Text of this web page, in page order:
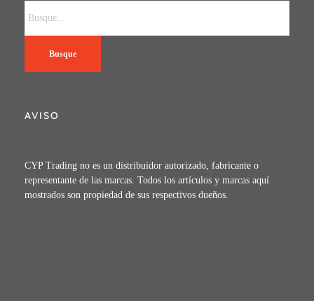
Busque
AVISO
CYP Trading no es un distribuidor autorizado, fabricante o
representante de las marcas. Todos los artículos y marcas aquí
mostrados son propiedad de sus respectivos dueños.